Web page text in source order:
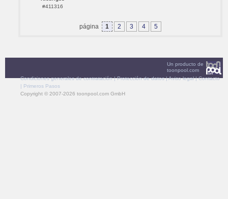
#411316
página 1 2 3 4 5
Un producto de
toonpool.com
Condiciones generales de contratación|Protección de datos|Aviso legal|Contacto
| Primeros Pasos
Copyright © 2007-2026 toonpool.com GmbH